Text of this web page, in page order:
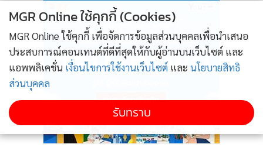
MGR Online ใช้คุกกี้ (Cookies)
MGR Online ใช้คุกกี้ เพื่อจัดการข้อมูลส่วนบุคคลเพื่อนำเสนอ
ประสบการณ์คอนเทนต์ที่ดีที่สุดให้กับผู้อ่านบนเว็บไซต์ และ
แอพพลิเคชั่น เงื่อนไขการใช้งานเว็บไซต์ และ นโยบายสิทธิ
ส่วนบุคคล
รับทราบ